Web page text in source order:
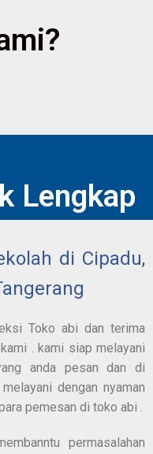
Lengkap
di Cipadu,
Toko abi dan terima
. kami siap melayani
anda pesan dan di
dengan nyaman
pemesan di toko abi .
permasalahan